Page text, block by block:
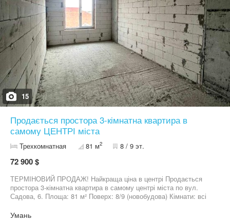
15
Продається простора 3-кімнатна квартира в
самому ЦЕНТРІ міста
Трехкомнатная 81 м2 8 / 9 эт.
72 900 $
ТЕРМІНОВИЙ ПРОДАЖ! Найкраща ціна в центрі Продається
простора 3-кімнатна квартира в самому центрі міста по вул.
Садова, 6. Площа: 81 м² Поверх: 8/9 (новобудова) Кімнати: всі
двостороння — багато світла та свіжого повітря Балкон: є
Умань